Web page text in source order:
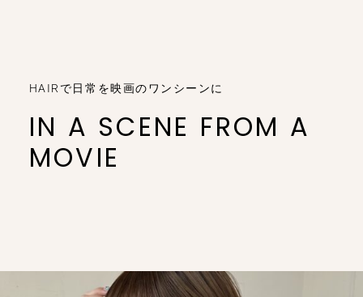
HAIRで日常を映画のワンシーンに
IN A SCENE FROM A
MOVIE